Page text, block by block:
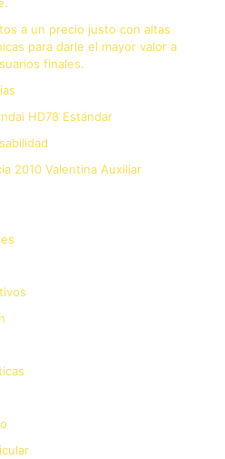
a un precio justo con altas
para darle el mayor valor a
finales.
HD78 Estándar
2010 Valentina Auxiliar